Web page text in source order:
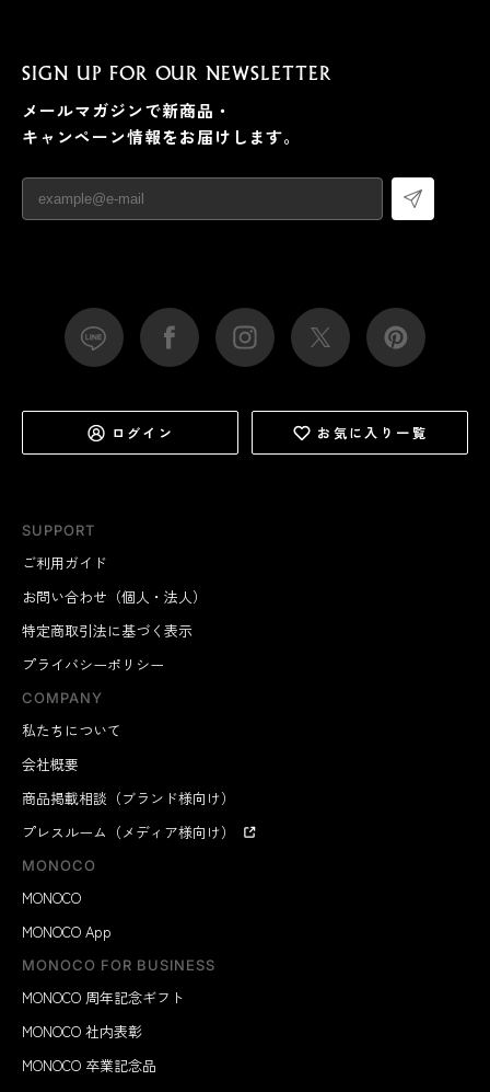
SUPPORT
ご利用ガイド
お問い合わせ（個人・法人）
特定商取引法に基づく表示
プライバシーポリシー
COMPANY
私たちについて
会社概要
商品掲載相談（ブランド様向け）
プレスルーム（メディア様向け）
MONOCO
MONOCO
MONOCO App
MONOCO FOR BUSINESS
MONOCO 周年記念ギフト
MONOCO 社内表彰
MONOCO 卒業記念品
SIGN UP FOR OUR NEWSLETTER
メールマガジンで新商品・
キャンペーン情報をお届けします。
ログイン お気に入り一覧